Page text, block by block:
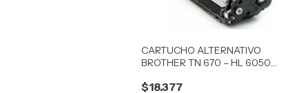
CARTUCHO ALTERNATIVO
BROTHER TN 670 – HL 6050
$18.377